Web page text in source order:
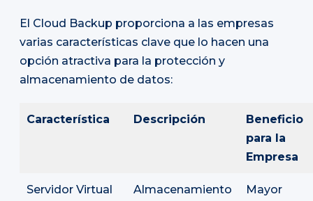
El Cloud Backup proporciona a las empresas
varias características clave que lo hacen una
opción atractiva para la protección y
almacenamiento de datos:
Característica Descripción
Beneficio
para la
Empresa
Servidor Virtual
Almacenamiento
Mayor